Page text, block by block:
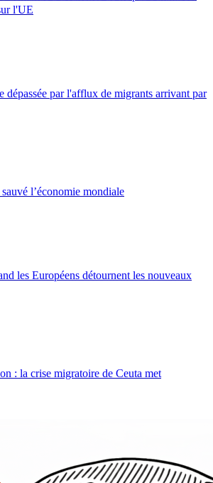
l'UE
dépassée par l'afflux de migrants arrivant par
l’économie mondiale
les Européens détournent les nouveaux
: la crise migratoire de Ceuta met